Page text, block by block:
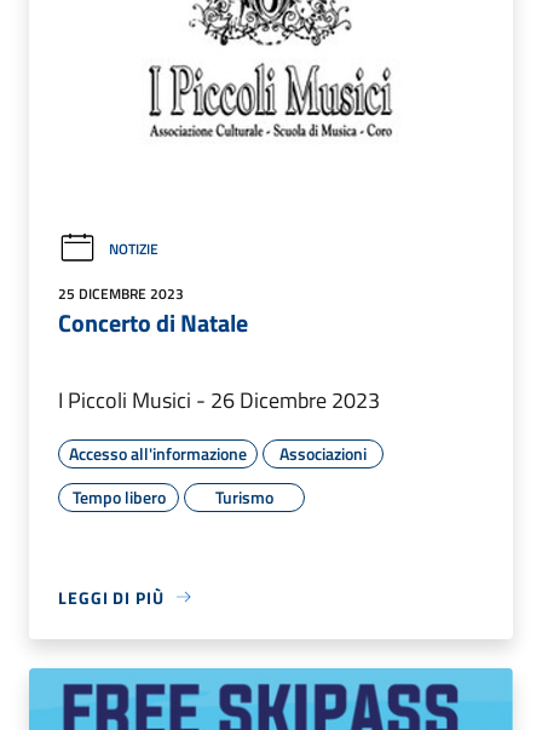
NOTIZIE
25 DICEMBRE 2023
Concerto di Natale
I Piccoli Musici - 26 Dicembre 2023
Accesso all'informazione
Associazioni
Tempo libero
Turismo
LEGGI DI PIÙ